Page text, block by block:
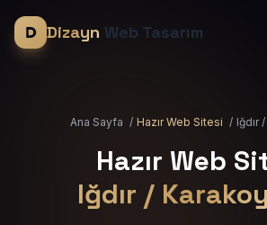
Dizayn Web Tasarım
Ana Sayfa / Hazır Web Sitesi / Iğdır
Hazır Web
Iğdır /